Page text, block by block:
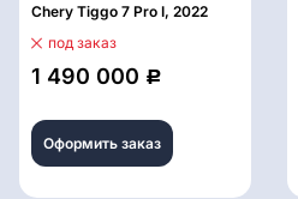
Chery Tiggo 7 Pro I, 2022
под заказ
1 490 000 Р
Оформить заказ